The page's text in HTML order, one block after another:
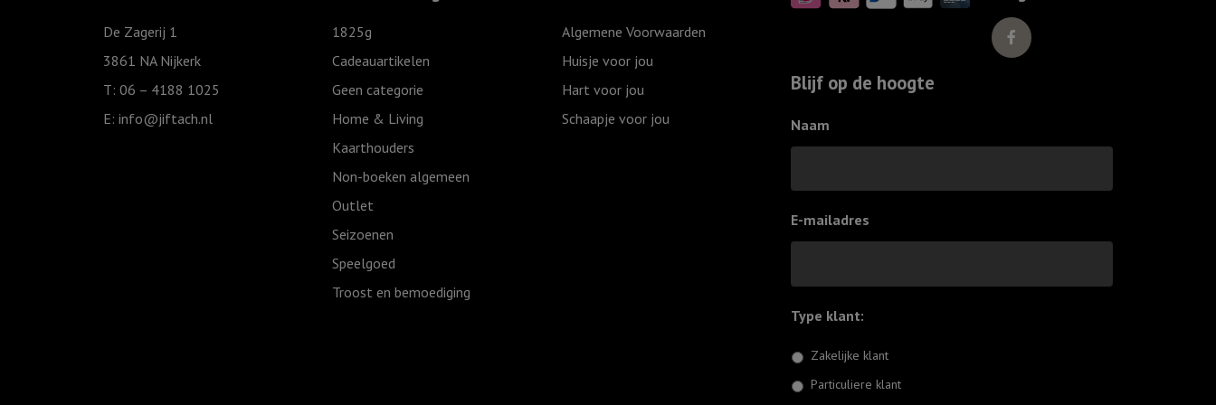
boog
in
De Zagerij 1
3861 NA Nijkerk
T: 06 – 4188 1025
E: info@jiftach.nl
1825g
Cadeauartikelen
Geen categorie
Home & Living
Kaarthouders
Non-boeken algemeen
Outlet
Seizoenen
Speelgoed
Troost en bemoediging
Algemene Voorwaarden
Huisje voor jou
Hart voor jou
Schaapje voor jou
Blijf op de hoogte
Naam
E-mailadres
Type klant:
Zakelijke klant
Particuliere klant